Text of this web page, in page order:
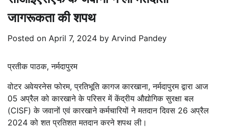
जागरूकता की शपथ
Posted on April 7, 2024 by Arvind Pandey
प्रतीक पाठक, नर्मदापुरम
वोटर अवेयरनेस फोरम, प्रतिभूति कागज कारखाना, नर्मदापुरम द्वारा आज
05 अप्रैल को कारखाने के परिसर में केंद्रीय औद्योगिक सुरक्षा बल
(CISF) के जवानों एवं कारखाने कर्मचारियों ने मतदान दिवस 26 अप्रैल
2024 को शत प्रतिशत मतदान करने शपथ ली।